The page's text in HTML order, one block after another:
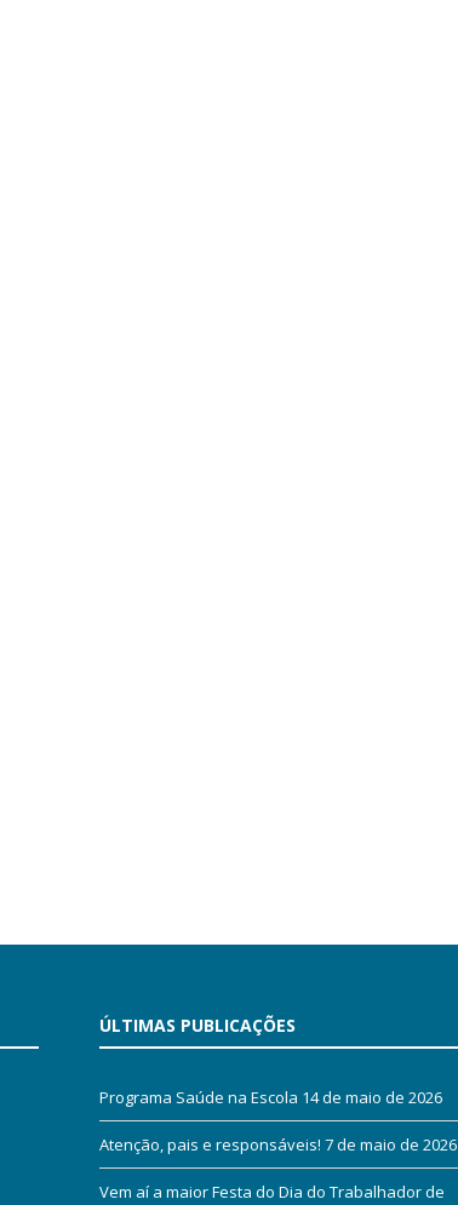
ÚLTIMAS PUBLICAÇÕES
Programa Saúde na Escola 14 de maio de 2026
Atenção, pais e responsáveis! 7 de maio de 2026
Vem aí a maior Festa do Dia do Trabalhador de